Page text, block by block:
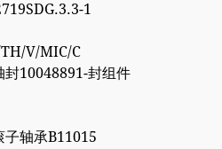
1
V/MIC/C
封10048891-封组件
子轴承B11015